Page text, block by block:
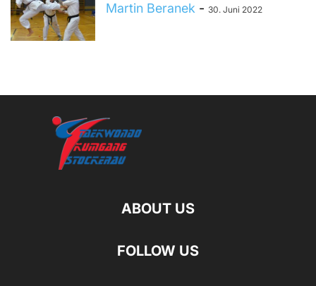
Martin Beranek - 30. Juni 2022
ABOUT US
FOLLOW US